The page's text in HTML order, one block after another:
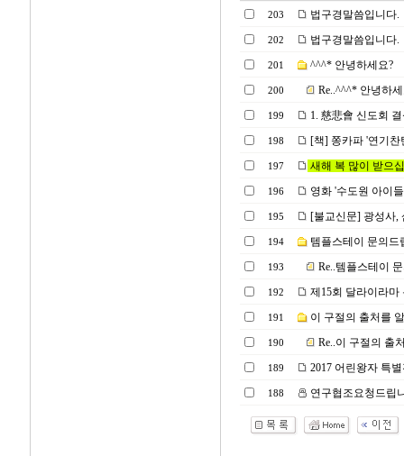
203 법구경말씀입니다.
202 법구경말씀입니다.
201 ^^^* 안녕하세요?
200 Re..^^^* 안녕하
199 1. 慈悲會 신도회
198 [책] 쫑카파 '연기찬
197 새해 복 많이 받으
196 영화 '수도원 아이
195 [불교신문] 광성사,
194 템플스테이 문의드
193 Re..템플스테이
192 제15회 달라이라마
191 이 구절의 출처를
190 Re..이 구절의 출
189 2017 어린왕자 특
188 연구협조요청드립